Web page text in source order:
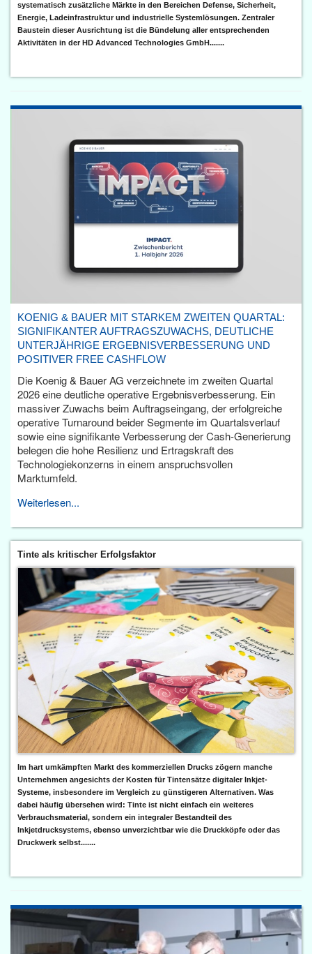
systematisch zusätzliche Märkte in den Bereichen Defense, Sicherheit,
Energie, Ladeinfrastruktur und industrielle Systemlösungen. Zentraler
Baustein dieser Ausrichtung ist die Bündelung aller entsprechenden
Aktivitäten in der HD Advanced Technologies GmbH.......
KOENIG & BAUER MIT STARKEM ZWEITEN QUARTAL:
SIGNIFIKANTER AUFTRAGSZUWACHS, DEUTLICHE
UNTERJÄHRIGE ERGEBNISVERBESSERUNG UND
POSITIVER FREE CASHFLOW
Die Koenig & Bauer AG verzeichnete im zweiten Quartal
2026 eine deutliche operative Ergebnisverbesserung. Ein
massiver Zuwachs beim Auftragseingang, der erfolgreiche
operative Turnaround beider Segmente im Quartalsverlauf
sowie eine signifikante Verbesserung der Cash-Generierung
belegen die hohe Resilienz und Ertragskraft des
Technologiekonzerns in einem anspruchsvollen
Marktumfeld.
Weiterlesen...
Tinte als kritischer Erfolgsfaktor
Im hart umkämpften Markt des kommerziellen Drucks zögern manche
Unternehmen angesichts der Kosten für Tintensätze digitaler Inkjet-
Systeme, insbesondere im Vergleich zu günstigeren Alternativen. Was
dabei häufig übersehen wird: Tinte ist nicht einfach ein weiteres
Verbrauchsmaterial, sondern ein integraler Bestandteil des
Inkjetdrucksystems, ebenso unverzichtbar wie die Druckköpfe oder das
Druckwerk selbst.......